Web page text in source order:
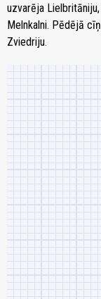
uzvarēja
Melnkalni. Pēdējā
Zviedriju.